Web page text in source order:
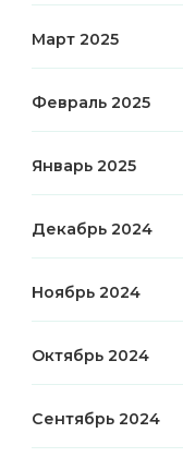
Март 2025
Февраль 2025
Январь 2025
Декабрь 2024
Ноябрь 2024
Октябрь 2024
Сентябрь 2024